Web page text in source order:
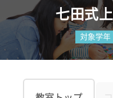
七田式
対象学年